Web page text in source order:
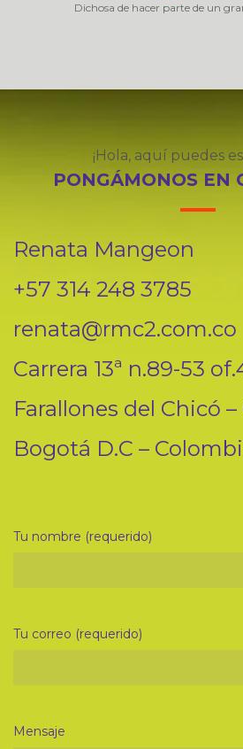
Dichosa de hacer parte de un
¡Hola, aquí puedes
PONGÁMONOS EN
Renata Mangeon
+57 314 248 3785
renata@rmc2.com.co
Carrera 13ª n.89-53
Farallones del Chicó –
Bogotá D.C –
Tu nombre (requerido)
Tu correo (requerido)
Mensaje